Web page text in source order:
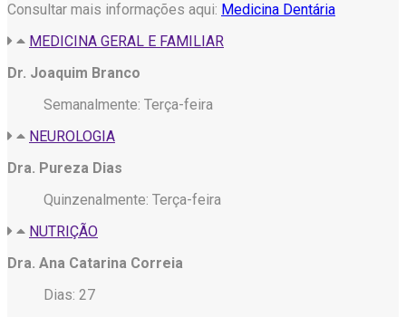
Consultar mais informações aqui: Medicina Dentária
MEDICINA GERAL E FAMILIAR
Dr. Joaquim Branco
Semanalmente: Terça-feira
NEUROLOGIA
Dra. Pureza Dias
Quinzenalmente: Terça-feira
NUTRIÇÃO
Dra. Ana Catarina Correia
Dias: 27